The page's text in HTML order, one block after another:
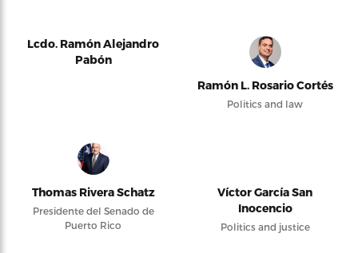
Lcdo. Ramón Alejandro
Pabón
Ramón L. Rosario Cortés
Politics and law
Thomas Rivera Schatz
Presidente del Senado de
Puerto Rico
Víctor García San
Inocencio
Politics and justice